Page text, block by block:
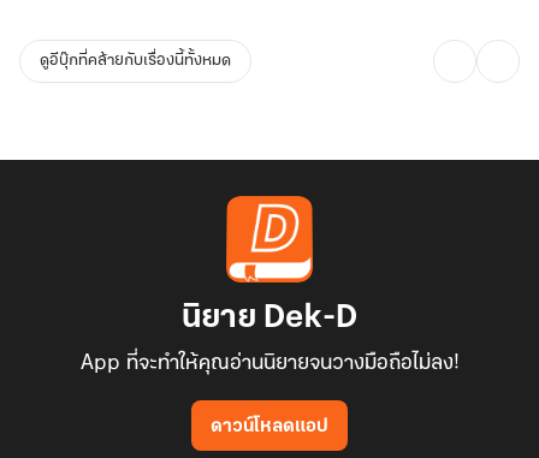
ดูอีบุ๊กที่คล้ายกับเรื่องนี้ทั้งหมด
นิยาย Dek-D
App ที่จะทำให้คุณอ่านนิยายจนวางมือถือไม่ลง!
ดาวน์โหลดแอป